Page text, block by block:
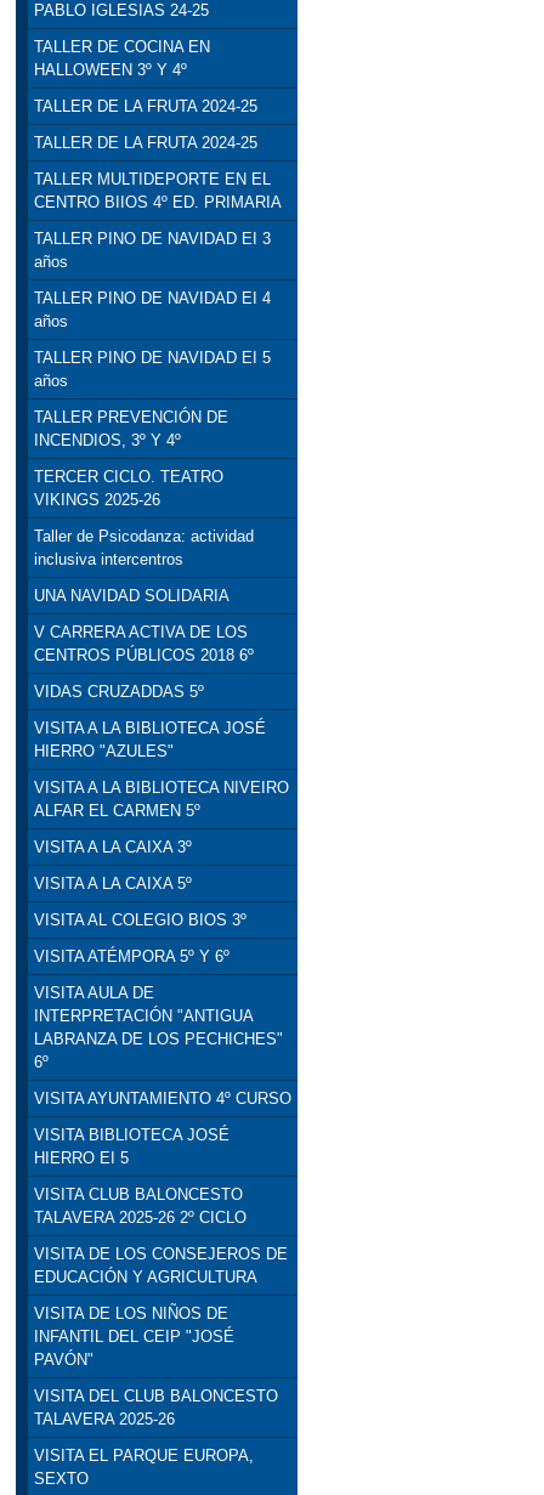
PABLO IGLESIAS 24-25
TALLER DE COCINA EN
HALLOWEEN 3º Y 4º
TALLER DE LA FRUTA 2024-25
TALLER DE LA FRUTA 2024-25
TALLER MULTIDEPORTE EN EL
CENTRO BIIOS 4º ED. PRIMARIA
TALLER PINO DE NAVIDAD EI 3
años
TALLER PINO DE NAVIDAD EI 4
años
TALLER PINO DE NAVIDAD EI 5
años
TALLER PREVENCIÓN DE
INCENDIOS, 3º Y 4º
TERCER CICLO. TEATRO
VIKINGS 2025-26
Taller de Psicodanza: actividad
inclusiva intercentros
UNA NAVIDAD SOLIDARIA
V CARRERA ACTIVA DE LOS
CENTROS PÚBLICOS 2018 6º
VIDAS CRUZADDAS 5º
VISITA A LA BIBLIOTECA JOSÉ
HIERRO "AZULES"
VISITA A LA BIBLIOTECA NIVEIRO
ALFAR EL CARMEN 5º
VISITA A LA CAIXA 3º
VISITA A LA CAIXA 5º
VISITA AL COLEGIO BIOS 3º
VISITA ATÉMPORA 5º Y 6º
VISITA AULA DE
INTERPRETACIÓN "ANTIGUA
LABRANZA DE LOS PECHICHES"
6º
VISITA AYUNTAMIENTO 4º CURSO
VISITA BIBLIOTECA JOSÉ
HIERRO EI 5
VISITA CLUB BALONCESTO
TALAVERA 2025-26 2º CICLO
VISITA DE LOS CONSEJEROS DE
EDUCACIÓN Y AGRICULTURA
VISITA DE LOS NIÑOS DE
INFANTIL DEL CEIP "JOSÉ
PAVÓN"
VISITA DEL CLUB BALONCESTO
TALAVERA 2025-26
VISITA EL PARQUE EUROPA,
SEXTO